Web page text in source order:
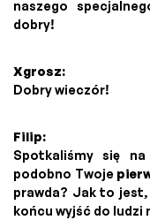
naszego
dobry!
Xgrosz:
Dobry wieczór!
Filip:
Spotkaliśmy się
podobno Twoje
prawda? Jak to
końcu wyjść do ludzi